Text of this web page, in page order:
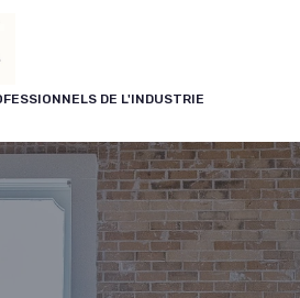
DE L'INDUSTRIE